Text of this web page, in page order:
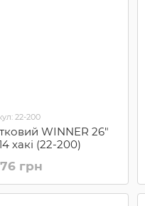
22-200
WINNER 26"
хакі (22-200)
грн